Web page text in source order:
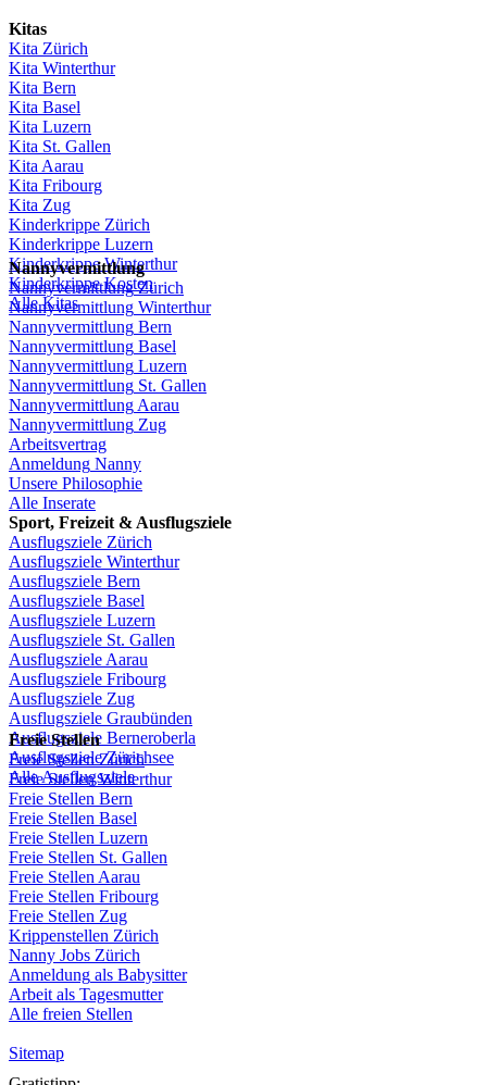
Kitas
Kita Zürich
Kita Winterthur
Kita Bern
Kita Basel
Kita Luzern
Kita St. Gallen
Kita Aarau
Kita Fribourg
Kita Zug
Kinderkrippe Zürich
Kinderkrippe Luzern
KinderkrippeWinterthur
Kinderkrippe Kosten
Alle Kitas
Nannyvermittlung
Nannyvermittlung Zürich
Nannyvermittlung Winterthur
Nannyvermittlung Bern
Nannyvermittlung Basel
Nannyvermittlung Luzern
Nannyvermittlung St. Gallen
Nannyvermittlung Aarau
Nannyvermittlung Zug
Arbeitsvertrag
Anmeldung Nanny
Unsere Philosophie
Alle Inserate
Sport, Freizeit & Ausflugsziele
Ausflugsziele Zürich
Ausflugsziele Winterthur
Ausflugsziele Bern
Ausflugsziele Basel
Ausflugsziele Luzern
Ausflugsziele St. Gallen
Ausflugsziele Aarau
Ausflugsziele Fribourg
Ausflugsziele Zug
Ausflugsziele Graubünden
Ausflugsziele Berneroberla
Ausflugsziele Zürichsee
Alle Ausflugsziele
Freie Stellen
Freie Stellen Zürich
Freie StellenWinterthur
Freie Stellen Bern
Freie Stellen Basel
Freie Stellen Luzern
Freie Stellen St. Gallen
Freie Stellen Aarau
Freie Stellen Fribourg
Freie Stellen Zug
Krippenstellen Zürich
Nanny Jobs Zürich
Anmeldung als Babysitter
Arbeit als Tagesmutter
Alle freien Stellen
Sitemap